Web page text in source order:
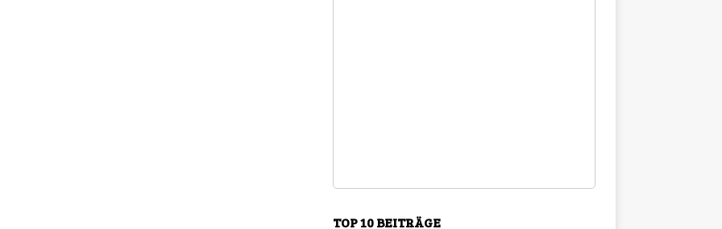
TOP 10 BEITRÄGE